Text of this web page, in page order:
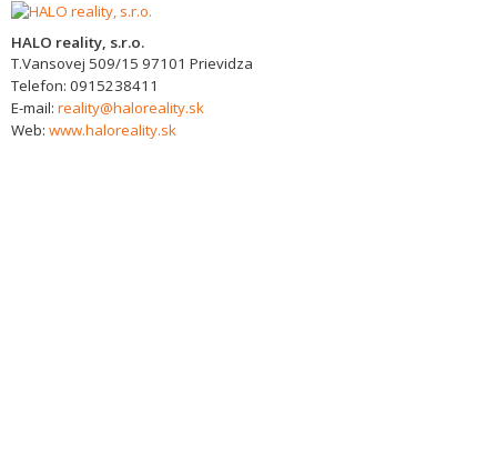
HALO reality, s.r.o.
T.Vansovej 509/15 97101 Prievidza
Telefon: 0915238411
E-mail: reality@haloreality.sk
Web: www.haloreality.sk